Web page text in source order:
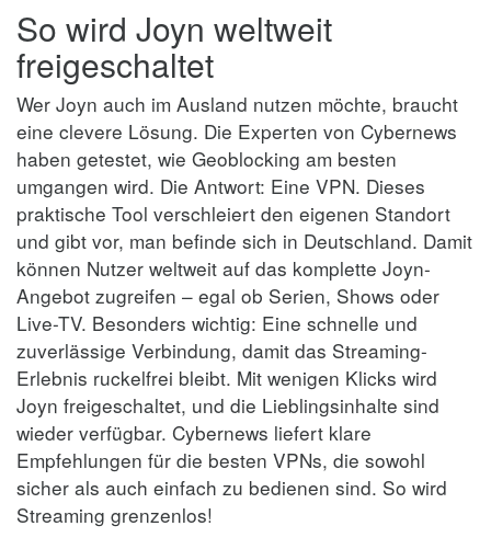
So wird Joyn weltweit
freigeschaltet
Wer Joyn auch im Ausland nutzen möchte, braucht
eine clevere Lösung. Die Experten von Cybernews
haben getestet, wie Geoblocking am besten
umgangen wird. Die Antwort: Eine VPN. Dieses
praktische Tool verschleiert den eigenen Standort
und gibt vor, man befinde sich in Deutschland. Damit
können Nutzer weltweit auf das komplette Joyn-
Angebot zugreifen – egal ob Serien, Shows oder
Live-TV. Besonders wichtig: Eine schnelle und
zuverlässige Verbindung, damit das Streaming-
Erlebnis ruckelfrei bleibt. Mit wenigen Klicks wird
Joyn freigeschaltet, und die Lieblingsinhalte sind
wieder verfügbar. Cybernews liefert klare
Empfehlungen für die besten VPNs, die sowohl
sicher als auch einfach zu bedienen sind. So wird
Streaming grenzenlos!